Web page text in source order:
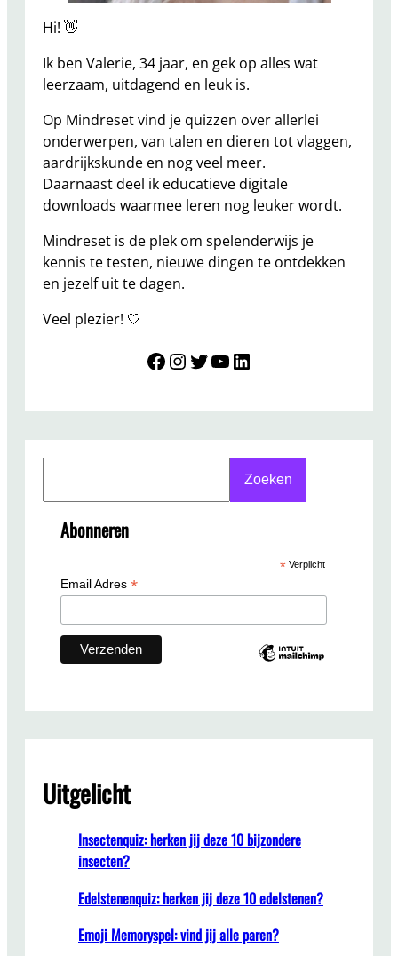
Hi! 👋
Ik ben Valerie, 34 jaar, en gek op alles wat
leerzaam, uitdagend en leuk is.
Op Mindreset vind je quizzen over allerlei
onderwerpen, van talen en dieren tot vlaggen,
aardrijkskunde en nog veel meer.
Daarnaast deel ik educatieve digitale
downloads waarmee leren nog leuker wordt.
Mindreset is de plek om spelenderwijs je
kennis te testen, nieuwe dingen te ontdekken
en jezelf uit te dagen.
Veel plezier! 🤍
Mindreset InstagramTwitter YouTube LinkedIn
Zoeken
Abonneren
*Verplicht
Email Adres *
Uitgelicht
Insectenquiz: herken jij deze 10 bijzondere
insecten?
Edelstenenquiz: herken jij deze 10 edelstenen?
Emoji Memoryspel: vind jij alle paren?